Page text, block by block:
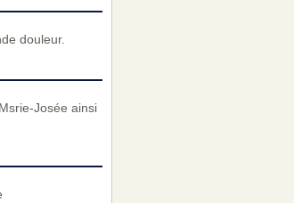
douleur.
Josée ainsi